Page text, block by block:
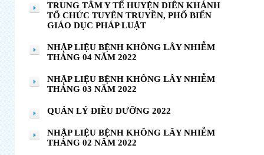
TRUNG TÂM Y TẾ HUYỆN DIÊN KHÁNH
TỔ CHỨC TUYÊN TRUYỀN, PHỔ BIẾN
GIÁO DỤC PHÁP LUẬT
NHẬP LIỆU BỆNH KHÔNG LÂY NHIỄM
THÁNG 04 NĂM 2022
NHẬP LIỆU BỆNH KHÔNG LÂY NHIỄM
THÁNG 03 NĂM 2022
QUẢN LÝ ĐIỀU DƯỠNG 2022
NHẬP LIỆU BỆNH KHÔNG LÂY NHIỄM
THÁNG 02 NĂM 2022